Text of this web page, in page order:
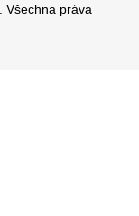
. Všechna práva